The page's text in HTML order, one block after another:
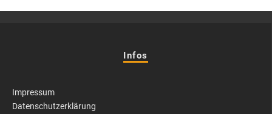
Infos
Impressum
Datenschutzerklärung